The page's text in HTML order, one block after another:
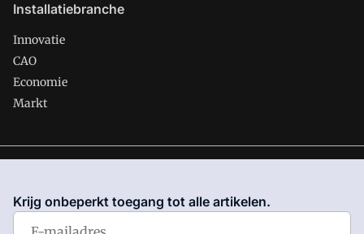
Installatiebranche
Innovatie
CAO
Economie
Markt
waar VMN media voor staat. Op gebruik van deze site zijn de
volgende regelingen van toepassing:Algemene Voorwaarden
Krijg onbeperkt toegang tot alle artikelen.